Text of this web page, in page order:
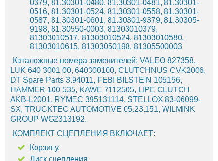
0379, 81.30301-0480, 81.30301-0481, 81.30301-
0516, 81.30301-0524, 81.30301-0558, 81.30301-
0587, 81.30301-0601, 81.30301-9379, 81.30305-
9198, 81.30550-0003, 81303010379,
81303010517, 81303010524, 81303010580,
81303010615, 81303050198, 81305500003
Каталожные номера заменителей: VALEO 827358,
LUK 640 3001 00, 640300100, CLUTCHNUS CVK2006,
DT Spare Parts 3.94011, FEBI BILSTEIN 105156,
HAMMER 100 535, KAWE 7112505, LIPE CLUTCH
AKB-L2001, RYMEC 395131114, STELLOX 83-06099-
SX, TRUCKTEC AUTOMOTIVE 05.23.151, WILMINK
GROUP WG2313192.
КОМПЛЕКТ СЦЕПЛЕНИЯ ВКЛЮЧАЕТ:
Корзину.
Диск сцепления.